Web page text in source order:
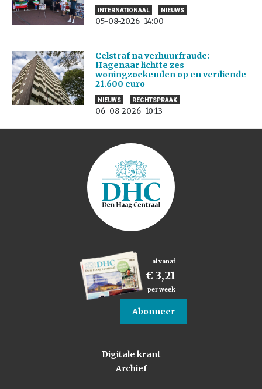
INTERNATIONAAL NIEUWS
05-08-2026 14:00
Celstraf na verhuurfraude:
Hagenaar lichtte zes
woningzoekenden op en verdiende
21.600 euro
NIEUWS RECHTSPRAAK
06-08-2026 10:13
al vanaf
€ 3,21
per week
Abonneer
Digitale krant
Archief